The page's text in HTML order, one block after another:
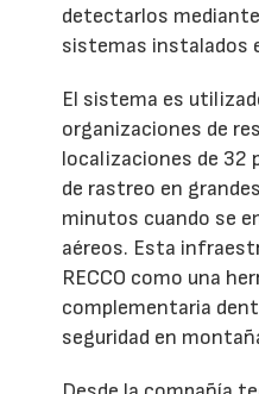
detectarlos
sistemas instalados
El sistema es
organizaciones de
localizaciones de 32
de rastreo en
minutos cuando se
aéreos. Esta
RECCO como una
complementaria
seguridad en